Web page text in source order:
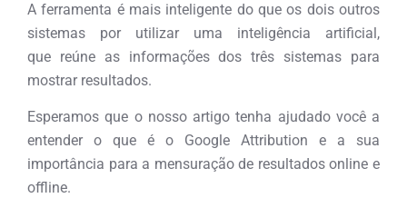
A ferramenta é mais inteligente do que os dois outros
sistemas por utilizar uma inteligência artificial,
que reúne as informações dos três sistemas para
mostrar resultados.
Esperamos que o nosso artigo tenha ajudado você a
entender o que é o Google Attribution e a sua
importância para a mensuração de resultados online e
offline.